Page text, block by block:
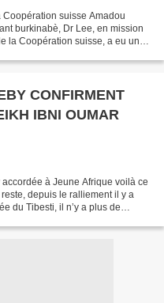
Coopération suisse Amadou
burkinabè, Dr Lee, en mission
la Coopération suisse, a eu un
CONFIRMENT
IBNI OUMAR
à Jeune Afrique voilà ce
depuis le ralliement il y a
du Tibesti, il n’y a plus de